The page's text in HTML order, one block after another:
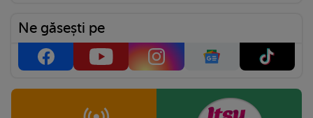
Ne găsești pe